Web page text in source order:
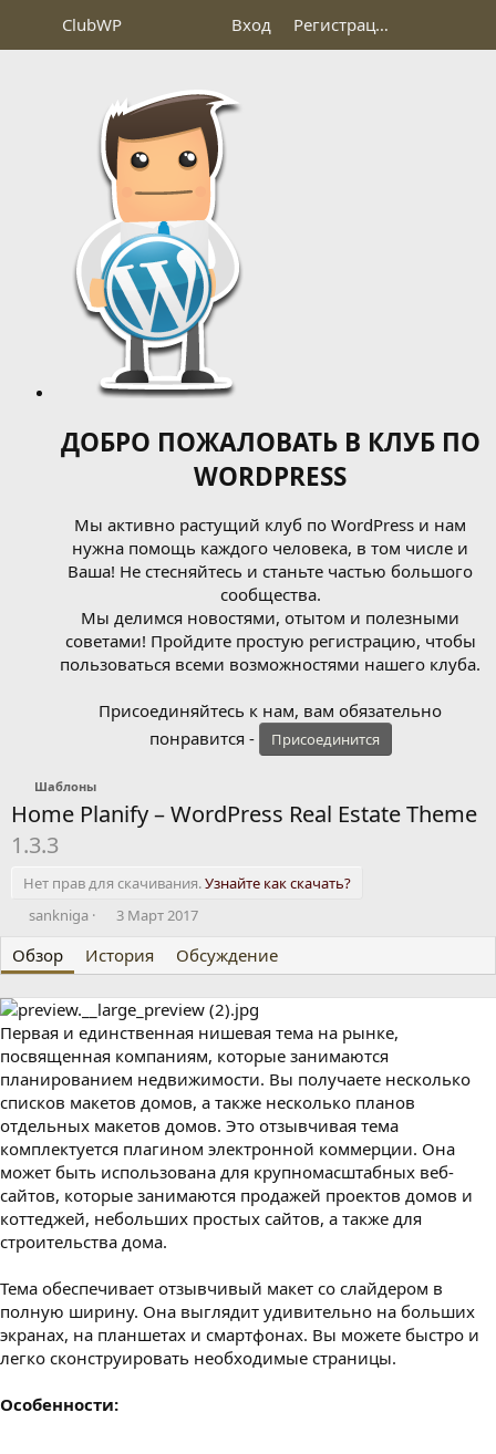
ClubWP Вход Регистрация
ДОБРО ПОЖАЛОВАТЬ В КЛУБ ПО
WORDPRESS
Мы активно растущий клуб по WordPress и нам
нужна помощь каждого человека, в том числе и
Ваша! Не стесняйтесь и станьте частью большого
сообщества.
Мы делимся новостями, отытом и полезными
советами! Пройдите простую регистрацию, чтобы
пользоваться всеми возможностями нашего клуба.
Присоединяйтесь к нам, вам обязательно
понравится -
Присоединится
Шаблоны
Home Planify – WordPress Real Estate Theme
1.3.3
Нет прав для скачивания.Узнайте как скачать?
А
т
о
р
sankniga
Д
т
а
с
о
з
д
а
и
я
3 Март 2017
Обзор История Обсуждение
Первая и единственная нишевая тема на рынке,
посвященная компаниям, которые занимаются
планированием недвижимости. Вы получаете несколько
списков макетов домов, а также несколько планов
отдельных макетов домов. Это отзывчивая тема
комплектуется плагином электронной коммерции. Она
может быть использована для крупномасштабных веб-
сайтов, которые занимаются продажей проектов домов и
коттеджей, небольших простых сайтов, а также для
строительства дома.
Тема обеспечивает отзывчивый макет со слайдером в
полную ширину. Она выглядит удивительно на больших
экранах, на планшетах и смартфонах. Вы можете быстро и
легко сконструировать необходимые страницы.
Особенности: